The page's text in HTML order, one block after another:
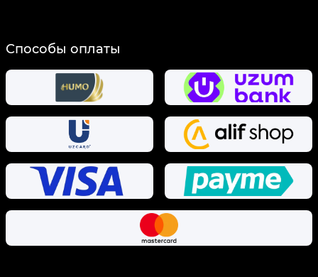
Способы оплаты